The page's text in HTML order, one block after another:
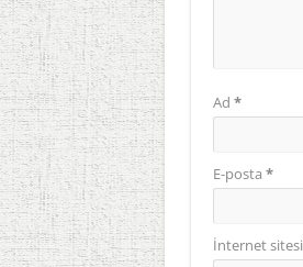
Ad *
E-posta *
İnternet sitesi